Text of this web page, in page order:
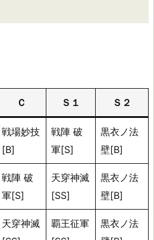
Ｃ Ｓ１ Ｓ２
戦場妙技
[B]
戦陣 破
軍[S]
黒衣ノ法
壁[B]
戦陣 破
軍[S]
天穿神滅
[SS]
黒衣ノ法
壁[B]
天穿神滅
覇王征軍
黒衣ノ法